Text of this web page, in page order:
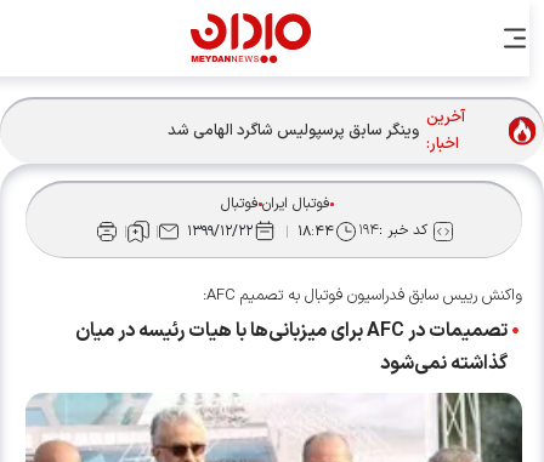
آخرین
اخبار:
وینگر سابق پرسپولیس شاگرد الهامی شد
فوتبال ایرانفوتبال
کد خبر :۱۹۴ ۱۸:۴۴ ۱۳۹۹/۱۲/۲۲
واکنش رییس سابق فدراسیون فوتبال به تصمیم AFC:
تصمیمات در AFC برای میزبانی‌ها با هیات رئیسه در میان
گذاشته نمی‌شود